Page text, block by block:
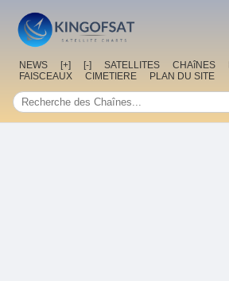
NEWS [+] [-] SATELLITES CHAîNES
FAISCEAUX
CIMETIERE PLAN DU SITE